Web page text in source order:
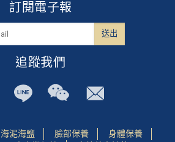
訂閱電子報
追蹤我們
海泥海鹽 臉部保養
身體保養